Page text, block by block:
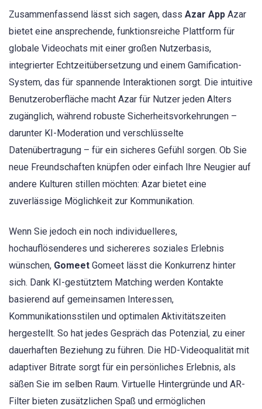
Zusammenfassend lässt sich sagen, dass Azar App Azar
bietet eine ansprechende, funktionsreiche Plattform für
globale Videochats mit einer großen Nutzerbasis,
integrierter Echtzeitübersetzung und einem Gamification-
System, das für spannende Interaktionen sorgt. Die intuitive
Benutzeroberfläche macht Azar für Nutzer jeden Alters
zugänglich, während robuste Sicherheitsvorkehrungen –
darunter KI-Moderation und verschlüsselte
Datenübertragung – für ein sicheres Gefühl sorgen. Ob Sie
neue Freundschaften knüpfen oder einfach Ihre Neugier auf
andere Kulturen stillen möchten: Azar bietet eine
zuverlässige Möglichkeit zur Kommunikation.
Wenn Sie jedoch ein noch individuelleres,
hochauflösenderes und sichereres soziales Erlebnis
wünschen, Gomeet Gomeet lässt die Konkurrenz hinter
sich. Dank KI-gestütztem Matching werden Kontakte
basierend auf gemeinsamen Interessen,
Kommunikationsstilen und optimalen Aktivitätszeiten
hergestellt. So hat jedes Gespräch das Potenzial, zu einer
dauerhaften Beziehung zu führen. Die HD-Videoqualität mit
adaptiver Bitrate sorgt für ein persönliches Erlebnis, als
säßen Sie im selben Raum. Virtuelle Hintergründe und AR-
Filter bieten zusätzlichen Spaß und ermöglichen